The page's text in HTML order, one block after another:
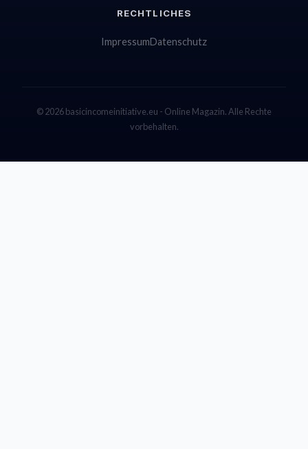
RECHTLICHES
ImpressumDatenschutz
© 2026 basicincomeinitiative.eu - Online Magazin. Alle Rechte
vorbehalten.